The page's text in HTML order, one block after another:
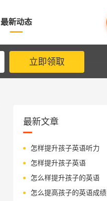
最新动态
立即领取
最新文章
怎样提升孩子英语听力
怎样提升孩子英语
怎么样提升孩子的英语
怎么提高孩子的英语成绩